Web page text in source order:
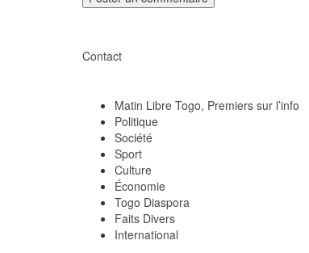
Contact
Matin Libre Togo, Premiers sur l’info
Politique
Société
Sport
Culture
Économie
Togo Diaspora
Faits Divers
International